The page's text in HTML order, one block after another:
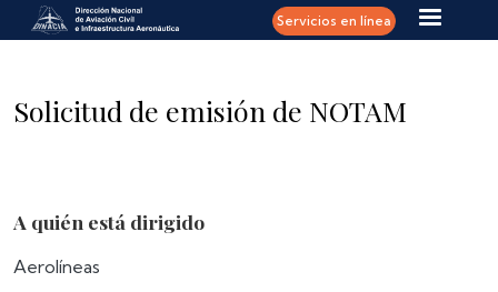
Pasar al contenido principal Servicios en línea
Solicitud de emisión de NOTAM
A quién está dirigido
Aerolíneas